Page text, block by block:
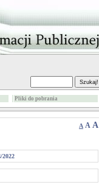
Pliki do pobrania
A A A
2022